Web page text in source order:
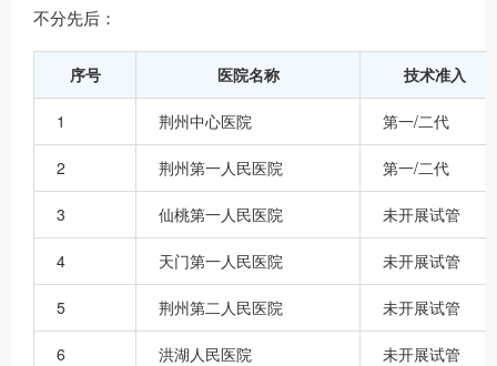
不分先后：
序号 医院名称 技术准入
1 荆州中心医院 第一/二代
2 荆州第一人民医院 第一/二代
3 仙桃第一人民医院 未开展试管
4 天门第一人民医院 未开展试管
5 荆州第二人民医院 未开展试管
6 洪湖人民医院 未开展试管